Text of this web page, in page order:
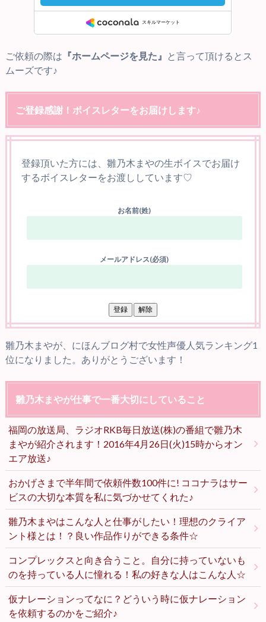
ご依頼の際は 『ホームページを見た』
と言って頂けるとス
ムーズです♪
ご登録感謝！ボイスレターをお届けします♪
登録頂いた方には、雛乃木まやの生ボイスでお届け
するボイスレターをお渡ししています♡
お名前(姓)
メールアドレス(必須)
雛乃木まやが、にほんブログ村で女性声優人気ランキング1
位になりました。ありがとうございます！
雛乃木まやが仕事で一番大切にしていること
福岡の放送局、ラジオRKB毎日放送(株)の番組で雛乃木
まやが紹介されます！2016年4月26日(火)15時からオン
エア放送♪
おかげさまで半年間で依頼件数100件に! ココナラはサー
ビスの大切な本質を私に気づかせてくれた♪
雛乃木まやはこんな人と仕事がしたい！理想のクライア
ント様とは！？良い作品作りができる条件☆
コンプレックスと向き合うこと。自分に持っていないも
のを持っている人に憧れる！私の好きな人はこんな人☆
仮ナレーションってなに？どういう時に仮ナレーション
を依頼するのかをご紹介♪